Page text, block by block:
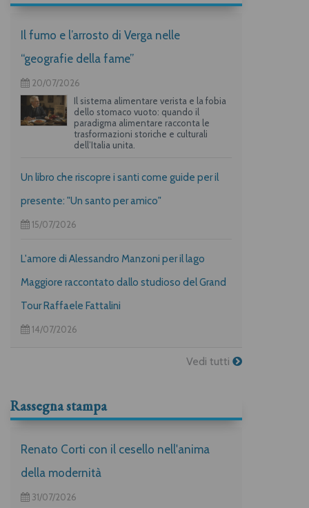
Il fumo e l’arrosto di Verga nelle
“geografie della fame”
20/07/2026
Il sistema alimentare verista e la fobia
dello stomaco vuoto: quando il
paradigma alimentare racconta le
trasformazioni storiche e culturali
dell’Italia unita.
Un libro che riscopre i santi come guide per il
presente: "Un santo per amico"
15/07/2026
L'amore di Alessandro Manzoni per il lago
Maggiore raccontato dallo studioso del Grand
Tour Raffaele Fattalini
14/07/2026
Vedi tutti
Rassegna stampa
Renato Corti con il cesello nell'anima
della modernità
31/07/2026